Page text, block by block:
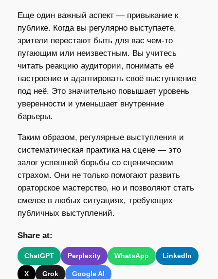
Еще один важный аспект — привыкание к
публике. Когда вы регулярно выступаете,
зрители перестают быть для вас чем-то
пугающим или неизвестным. Вы учитесь
читать реакцию аудитории, понимать её
настроение и адаптировать своё выступление
под неё. Это значительно повышает уровень
уверенности и уменьшает внутренние
барьеры.
Таким образом, регулярные выступления и
систематическая практика на сцене — это
залог успешной борьбы со сценическим
страхом. Они не только помогают развить
ораторское мастерство, но и позволяют стать
смелее в любых ситуациях, требующих
публичных выступлений.
Share at:
ChatGPT Perplexity WhatsApp LinkedIn
X Grok Google AI